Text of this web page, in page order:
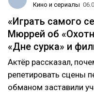
Кино и сериалы
«Играть самого
Мюррей об
«Дне сурка» и
Актёр рассказал,
репетировать сцены
обманом заставили